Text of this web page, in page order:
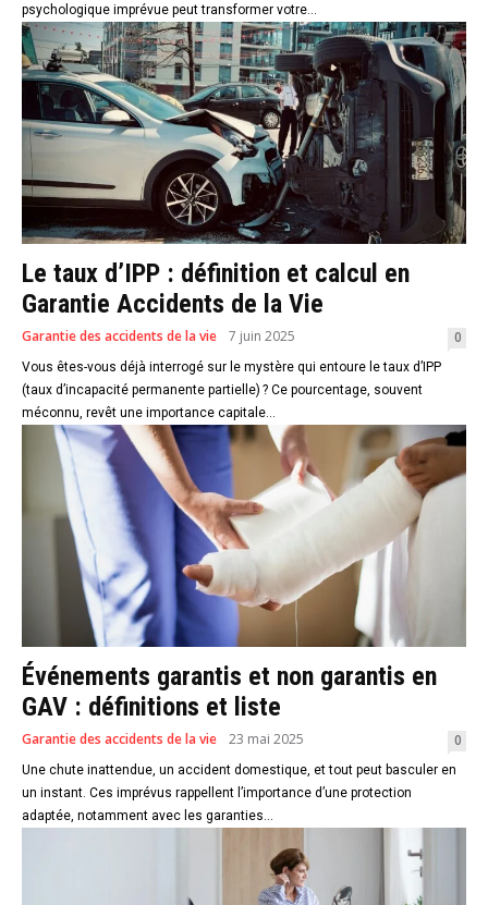
psychologique imprévue peut transformer votre...
Le taux d’IPP : définition et calcul en
Garantie Accidents de la Vie
Garantie des accidents de la vie 7 juin 2025 0
Vous êtes-vous déjà interrogé sur le mystère qui entoure le taux d’IPP
(taux d’incapacité permanente partielle) ? Ce pourcentage, souvent
méconnu, revêt une importance capitale...
Événements garantis et non garantis en
GAV : définitions et liste
Garantie des accidents de la vie 23 mai 2025 0
Une chute inattendue, un accident domestique, et tout peut basculer en
un instant. Ces imprévus rappellent l’importance d’une protection
adaptée, notamment avec les garanties...